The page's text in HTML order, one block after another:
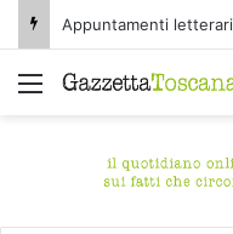
Appuntamenti
Menu